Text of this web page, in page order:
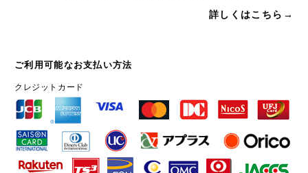
詳しくはこちら→
ご利用可能なお支払い方法
クレジットカード